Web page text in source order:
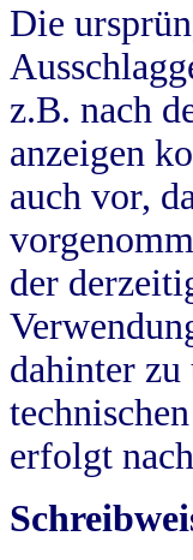
Die
z.B. nach
anzeigen
auch vor,
der
dahinter zu
erfolgt